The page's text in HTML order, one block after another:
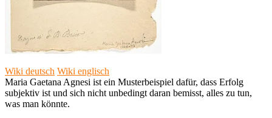
Wiki deutsch Wiki englisch
Maria Gaetana Agnesi ist ein Musterbeispiel dafür, dass Erfolg
subjektiv ist und sich nicht unbedingt daran bemisst, alles zu tun,
was man könnte.